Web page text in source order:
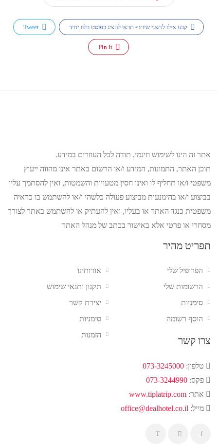
קבע אילו לחצני שיתוף תרצו להציג בפוסט בלוג יחיד Tweet
Pin It
אתר זה הינו לשימוש חינמי, תודה לכל העוזרים במידע.
תוכן האתר, התמונות, המידע ו/או הרשום באתר אינו מהווה ייעוץ
משפטי ו/או תחליף לו ואינו חסין מטעויות והשמטות, ואין להסתמך עליו
בביצוע ו/או בהימנעות מביצוע פעולה כלשהי ו/או להשתמש בו כראיה
משפטית כנגד האתר או בעליו, ואין להעתיק או להשתמש באתר לצורך
מסחרי או פרטי אלא באישור בכתב של מנהל האתר
תפריט מהיר
אודותינו
תקנון ותנאי שימוש
יצירת קשר
סימניות
הזמנות
הפרופיל שלי
הרשומות שלי
סימניות
הוסף רשומה
צרו קשר
טלפון: 073-3245000
פקס: 073-3244990
אתר: www.tiplatrip.com
מייל: office@dealhotel.co.il